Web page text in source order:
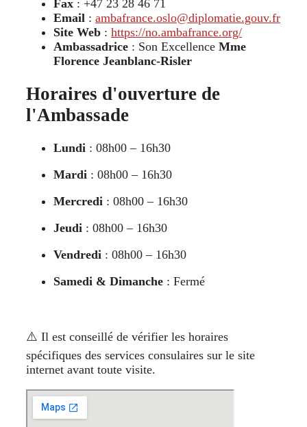
Fax : +47 23 28 46 71
Email : ambafrance.oslo@diplomatie.gouv.fr
Site Web : https://no.ambafrance.org/
Ambassadrice : Son Excellence Mme
Florence Jeanblanc-Risler
Horaires d'ouverture de
l'Ambassade
Lundi : 08h00 – 16h30
Mardi : 08h00 – 16h30
Mercredi : 08h00 – 16h30
Jeudi : 08h00 – 16h30
Vendredi : 08h00 – 16h30
Samedi & Dimanche : Fermé
⚠️ Il est conseillé de vérifier les horaires
spécifiques des services consulaires sur le site
internet avant toute visite.